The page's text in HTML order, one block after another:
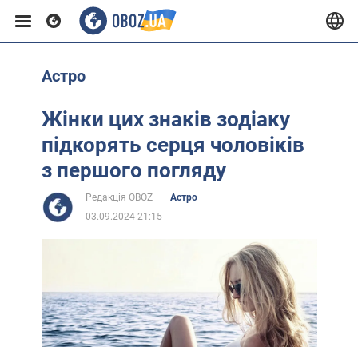
Європа
США
Африка
Життя
Астро
Жінки цих знаків зодіаку
підкорять серця чоловіків
з першого погляду
Редакція OBOZ
Астро
03.09.2024 21:15